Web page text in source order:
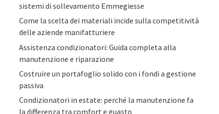
sistemi di sollevamento Emmegiesse
Come la scelta dei materiali incide sulla competitività
delle aziende manifatturiere
Assistenza condizionatori: Guida completa alla
manutenzione e riparazione
Costruire un portafoglio solido con i fondi a gestione
passiva
Condizionatori in estate: perché la manutenzione fa
la differenza tra comfort e guasto